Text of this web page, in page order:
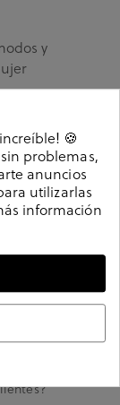
y
que no
🍪
problemas,
anuncios
utilizarlas
información